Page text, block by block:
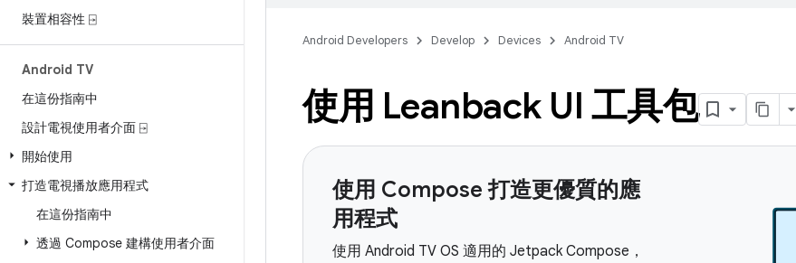
裝置相容性 ⍈
Android TV
在這份指南中
設計電視使用者介面 ⍈
開始使用
打造電視播放應用程式
在這份指南中
透過 Compose 建構使用者介面
Android Developers Develop Devices Android TV
使用 Leanback UI 工具包
使用 Compose 打造更優質的應
用程式
使用 Android TV OS 適用的 Jetpack Compose，